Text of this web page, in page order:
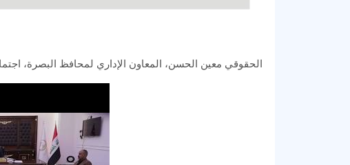
الحقوقي معين الحسن، المعاون الإداري لمحافظ البصرة،